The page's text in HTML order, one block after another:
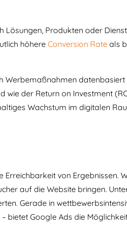
Produkten oder
höhere Conversion Rate als
Werbemaßnahmen
der Return on Investment
Wachstum im digitalen
von Ergebnissen.
auf die Website bringen.
Gerade in
bietet Google Ads die